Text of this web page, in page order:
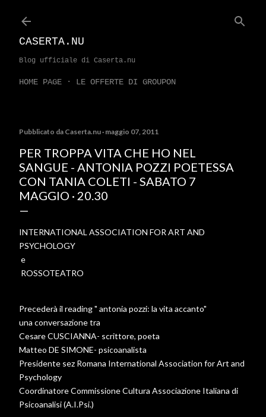
CASERTA.NU
Blog ufficiale di Caserta.nu
HOME PAGE LE OFFERTE DI GROUPON
Pubblicato da Caserta.nu maggio 07, 2011
PER TROPPA VITA CHE HO NEL
SANGUE - ANTONIA POZZI POETESSA
CON TANIA COLETI - SABATO 7
MAGGIO · 20.30
INTERNATIONAL ASSOCIATION FOR ART AND
PSYCHOLOGY
e
ROSSOTEATRO
Precederà il reading " antonia pozzi: la vita accanto"
una conversazione tra
Cesare CUSCIANNA- scrittore, poeta
Matteo DE SIMONE- psicoanalista
Presidente sez Romana International Association for Art and
Psychology
Coordinatore Commissione Cultura Associazione Italiana di
Psicoanalisi (A.I.Psi.)